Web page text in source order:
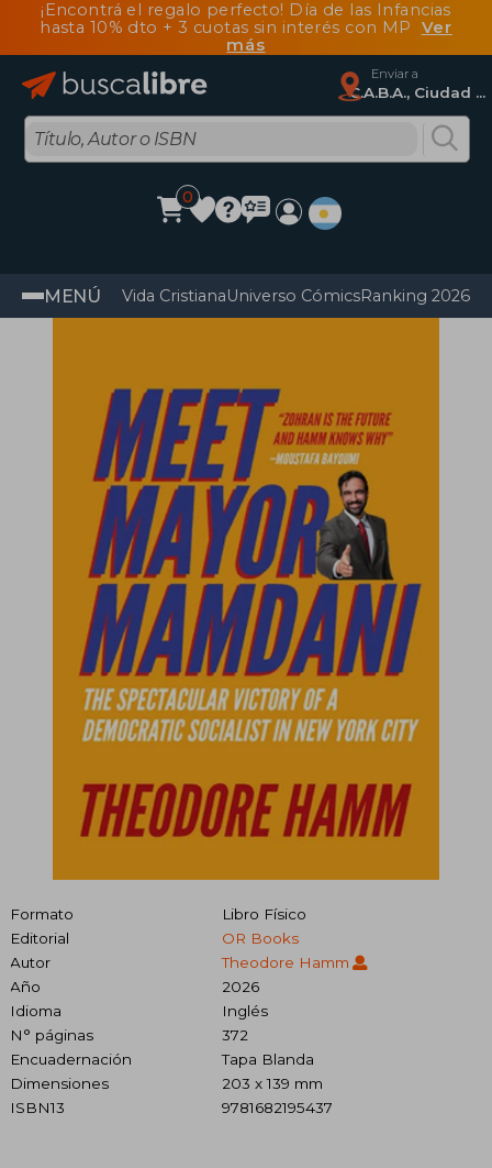
¡Encontrá el regalo perfecto! Día de las Infancias
hasta 10% dto + 3 cuotas sin interés con MP Ver
más
Enviar a
C.A.B.A., Ciudad Autónoma De Buenos Aires
0
MENÚ Vida CristianaUniverso CómicsRanking 2026
Formato
Libro Físico
Editorial
OR Books
Autor
Theodore Hamm
Año
2026
Idioma
Inglés
N° páginas
372
Encuadernación
Tapa Blanda
Dimensiones
203 x 139 mm
ISBN13
9781682195437